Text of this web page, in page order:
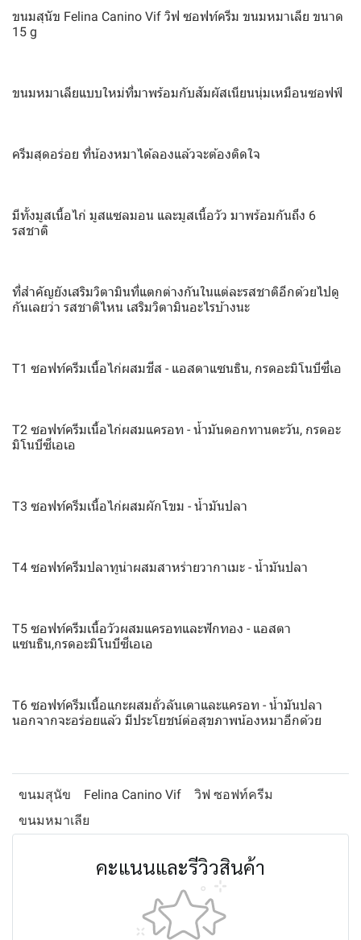
ขนมสุนัข Felina Canino Vif วิฟ ซอฟท์ครีม ขนมหมาเลีย ขนาด
15 g
ขนมหมาเลียแบบใหม่ที่มาพร้อมกับสัมผัสเนียนนุ่มเหมือนซอฟฟ์
ครีมสุดอร่อย ที่น้องหมาได้ลองแล้วจะต้องติดใจ
มีทั้งมูสเนื้อไก่ มูสแซลมอน และมูสเนื้อวัว มาพร้อมกันถึง 6
รสชาติ
ที่สำคัญยังเสริมวิตามินที่แตกต่างกันในแต่ละรสชาติอีกด้วยไปดู
กันเลยว่า รสชาติไหน เสริมวิตามินอะไรบ้างนะ
T1 ซอฟท์ครีมเนื้อไก่ผสมชีส - แอสตาแซนธิน, กรดอะมิโนบีซี่เอ
T2 ซอฟท์ครีมเนื้อไก่ผสมแครอท - น้ำมันดอกทานตะวัน, กรดอะ
มิโนบีซีเอเอ
T3 ซอฟท์ครีมเนื้อไก่ผสมผักโขม - น้ำมันปลา
T4 ซอฟท์ครีมปลาทูน่าผสมสาหร่ายวากาเมะ - น้ำมันปลา
T5 ซอฟท์ครีมเนื้อวัวผสมแครอทและฟักทอง - แอสตา
แซนธิน,กรดอะมิโนบีซีเอเอ
T6 ซอฟท์ครีมเนื้อแกะผสมถั่วลันเตาและแครอท - น้ำมันปลา
นอกจากจะอร่อยแล้ว มีประโยชน์ต่อสุขภาพน้องหมาอีกด้วย
ขนมสุนัข Felina Canino Vif
วิฟ ซอฟท์ครีม
ขนมหมาเลีย
คะแนนและรีวิวสินค้า